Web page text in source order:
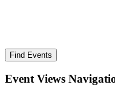
Find Events
Event Views